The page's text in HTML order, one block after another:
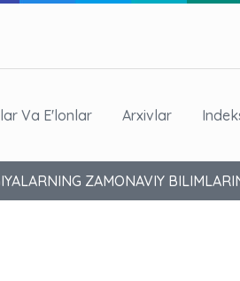
Va E'lonlar Arxivlar
ZAMONAVIY